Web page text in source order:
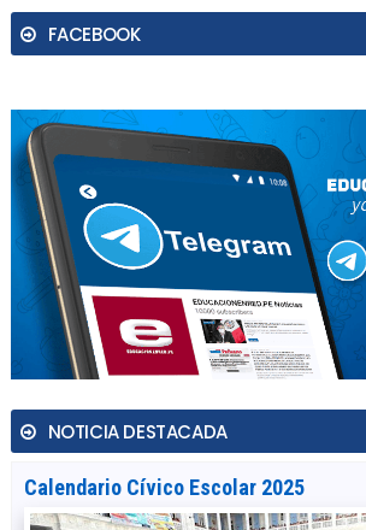
FACEBOOK
NOTICIA DESTACADA
Calendario Cívico Escolar 2025